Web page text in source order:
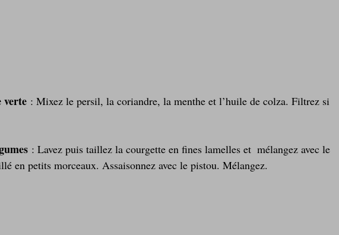
verte : Mixez le persil, la coriandre, la menthe et l’huile de colza. Filtrez si
: Lavez puis taillez la courgette en fines lamelles et  mélangez avec le
en petits morceaux. Assaisonnez avec le pistou. Mélangez.